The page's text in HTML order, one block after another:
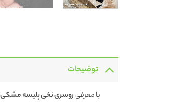
توضیحات
با معرفیروسری نخی پلیسه مشکی R7232